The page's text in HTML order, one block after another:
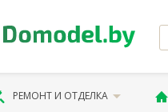
РЕМОНТ И ОТДЕЛКА